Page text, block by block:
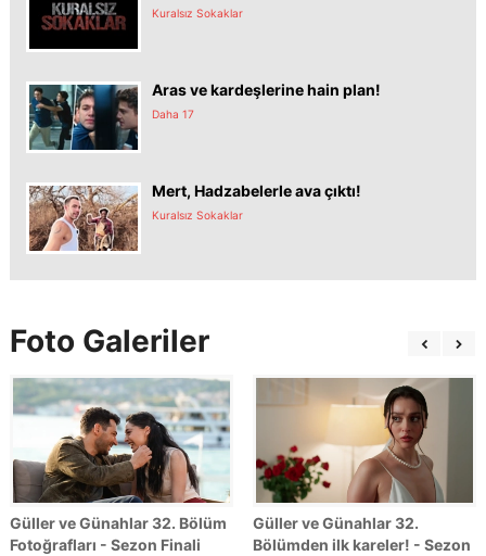
Kuralsız Sokaklar
Aras ve kardeşlerine hain plan!
Daha 17
Mert, Hadzabelerle ava çıktı!
Kuralsız Sokaklar
Foto Galeriler
Güller ve Günahlar 32. Bölüm
Fotoğrafları - Sezon Finali
Güller ve Günahlar 32.
Bölümden ilk kareler! - Sezon